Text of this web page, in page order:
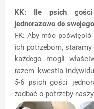
KK: Ile psich
jednorazowo do
FK: Aby móc poświęcić
ich potrzebom,
każdego mogli
razem kwestia
5-6 psich gości
zadbać o potrzeby